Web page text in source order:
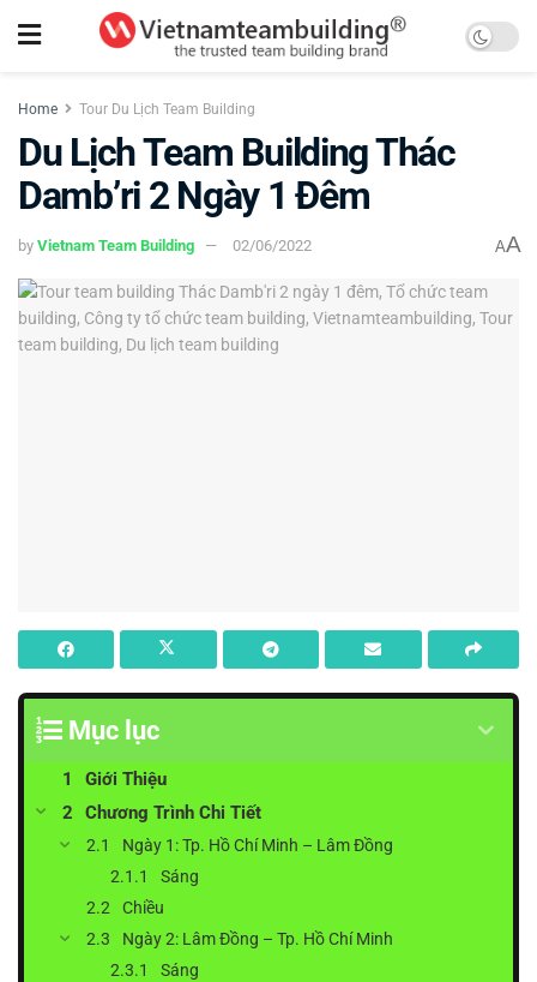
Home Tour Du Lịch Team Building
Du Lịch Team Building Thác
Damb’ri 2 Ngày 1 Đêm
by Vietnam Team Building 02/06/2022 AA
Mục lục
Giới Thiệu
Chương Trình Chi Tiết
Ngày 1: Tp. Hồ Chí Minh – Lâm Đồng
Sáng
Chiều
Ngày 2: Lâm Đồng – Tp. Hồ Chí Minh
Sáng